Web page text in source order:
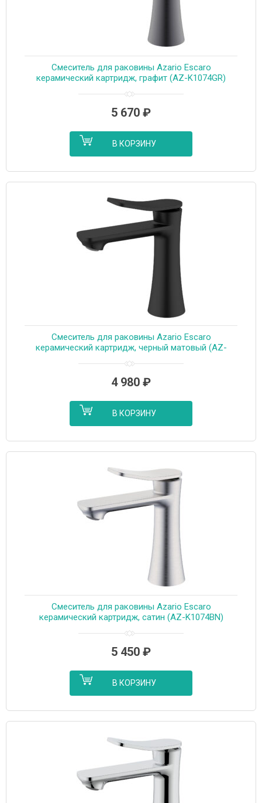
Cмеситель для раковины Azario Escaro
керамический картридж, графит (AZ-K1074GR)
5 670 ₽
В КОРЗИНУ
Cмеситель для раковины Azario Escaro
керамический картридж, черный матовый (AZ-
4 980 ₽
В КОРЗИНУ
Cмеситель для раковины Azario Escaro
керамический картридж, сатин (AZ-K1074BN)
5 450 ₽
В КОРЗИНУ